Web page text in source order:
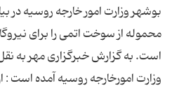
بوشهر وزارت امور خارجه روسیه در
محموله از سوخت اتمی را برای
است. به گزارش خبرگزاری مهر به نقل
وزارت امورخارجه روسیه آمده است :